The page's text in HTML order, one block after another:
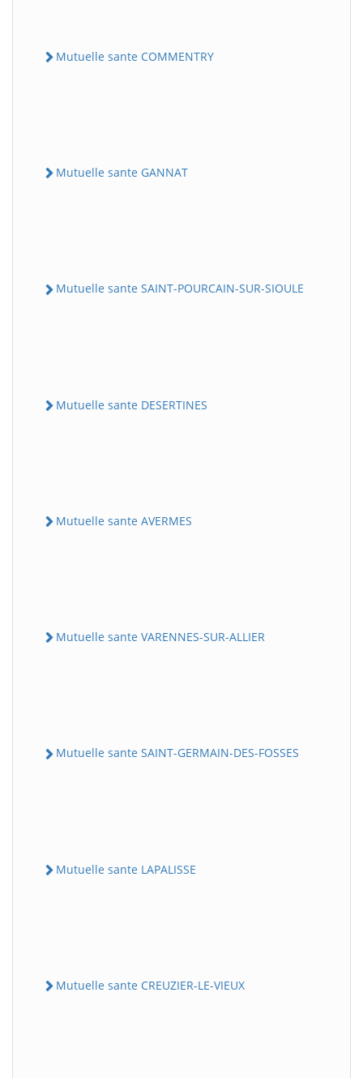
Mutuelle sante COMMENTRY
Mutuelle sante GANNAT
Mutuelle sante SAINT-POURCAIN-SUR-SIOULE
Mutuelle sante DESERTINES
Mutuelle sante AVERMES
Mutuelle sante VARENNES-SUR-ALLIER
Mutuelle sante SAINT-GERMAIN-DES-FOSSES
Mutuelle sante LAPALISSE
Mutuelle sante CREUZIER-LE-VIEUX